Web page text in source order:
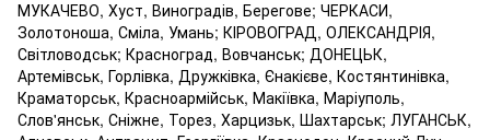
МУКАЧЕВО, Хуст, Виноградів, Берегове; ЧЕРКАСИ,
Золотоноша, Сміла, Умань; КІРОВОГРАД, ОЛЕКСАНДРІЯ,
Світловодськ; Красноград, Вовчанськ; ДОНЕЦЬК,
Артемівськ, Горлівка, Дружківка, Єнакієве, Костянтинівка,
Краматорськ, Красноармійськ, Макіївка, Маріуполь,
Слов'янськ, Сніжне, Торез, Харцизьк, Шахтарськ; ЛУГАНСЬК,